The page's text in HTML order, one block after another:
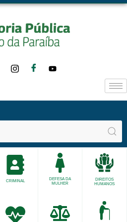
CRIMINAL
DEFESA DA
MULHER
DIREITOS
HUMANOS